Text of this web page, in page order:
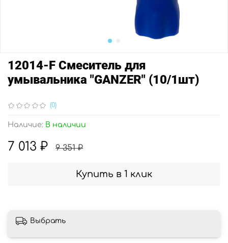
(0)
Наличие: В наличии
12014-F Смеситель для
умывальника "GANZER" (10/1шт)
7 013 ₽ 9 351 ₽
Купить в 1 клик
Выбрать